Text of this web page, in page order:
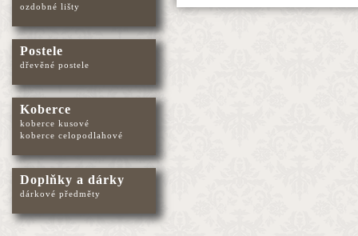
ozdobné lišty
Postele
dřevěné postele
Koberce
koberce kusové
koberce celopodlahové
Doplňky a dárky
dárkové předměty